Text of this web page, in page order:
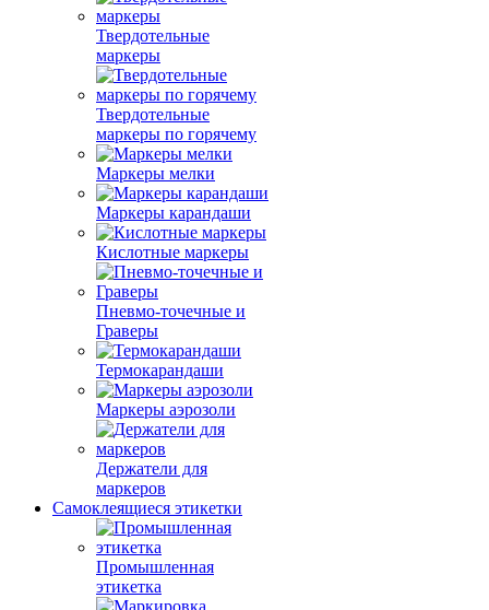
Твердотельные
маркеры
Твердотельные
маркеры по горячему
Маркеры мелки
Маркеры карандаши
Кислотные маркеры
Пневмо-точечные и
Граверы
Термокарандаши
Маркеры аэрозоли
Держатели для
маркеров
Самоклеящиеся этикетки
Промышленная
этикетка